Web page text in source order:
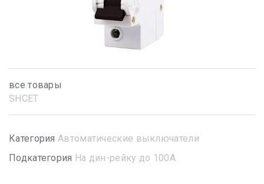
все товары
SHСET
Категория Автоматические выключатели
Подкатегория На дин-рейку до 100А